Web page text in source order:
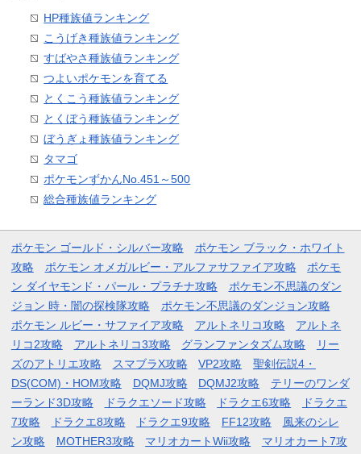
HP種族値ランキング
こうげき種族値ランキング
すばやさ種族値ランキング
つよいポケモンを育てる
とくこう種族値ランキング
とくぼう種族値ランキング
ぼうぎょ種族値ランキング
タマゴ
ポケモンずかんNo.451～500
総合種族値ランキング
ポケモン ゴールド・シルバー攻略
ポケモン ブラック・ホワイト
攻略
ポケモン オメガルビー・アルファサファイア攻略
ポケモ
ン ダイヤモンド・パール・プラチナ攻略
ポケモン不思議のダン
ジョン 時・闇の探検隊攻略
ポケモン不思議のダンジョン攻略
ポケモン ルビー・サファイア攻略
アルトネリコ攻略
アルトネ
リコ2攻略
アルトネリコ3攻略 グランファンタズム攻略
リー
ズのアトリエ攻略
スマブラX攻略 VP2攻略
聖剣伝説4・
DS(COM)・HOM攻略
DQMJ攻略 DQMJ2攻略
テリーのワンダ
ーランド3D攻略
ドラクエソード攻略 ドラクエ6攻略
ドラクエ
7攻略
ドラクエ8攻略 ドラクエ9攻略 FF12攻略
風来のシレ
ン攻略
MOTHER3攻略 マリオカートWii攻略 マリオカート7攻